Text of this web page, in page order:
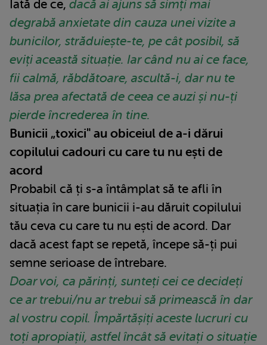
Iată de ce, dacă ai ajuns să simți mai
degrabă anxietate din cauza unei vizite a
bunicilor, străduiește-te, pe cât posibil, să
eviți această situație. Iar când nu ai ce face,
fii calmă, răbdătoare, ascultă-i, dar nu te
lăsa prea afectată de ceea ce auzi și nu-ți
pierde încrederea în tine.
Bunicii „toxici" au obiceiul de a-i dărui
copilului cadouri cu care tu nu ești de
acord
Probabil că ți s-a întâmplat să te afli în
situația în care bunicii i-au dăruit copilului
tău ceva cu care tu nu ești de acord. Dar
dacă acest fapt se repetă, începe să-ți pui
semne serioase de întrebare.
Doar voi, ca părinți, sunteți cei ce decideți
ce ar trebui/nu ar trebui să primească în dar
al vostru copil. Împărtășiți aceste lucruri cu
toți apropiații, astfel încât să evitați o situație